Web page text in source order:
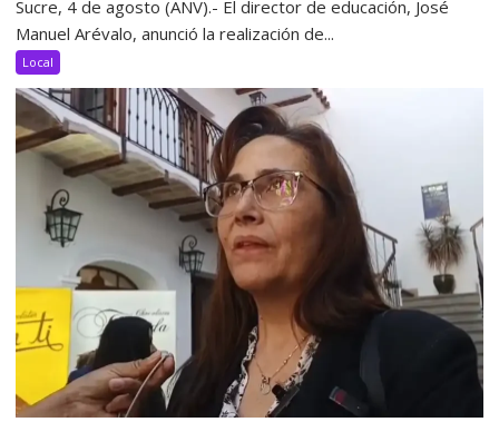
Sucre, 4 de agosto (ANV).- El director de educación, José
Manuel Arévalo, anunció la realización de...
Local